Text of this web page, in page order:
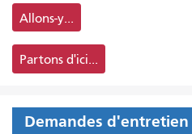
Allons-y...
Partons d'ici...
Demandes